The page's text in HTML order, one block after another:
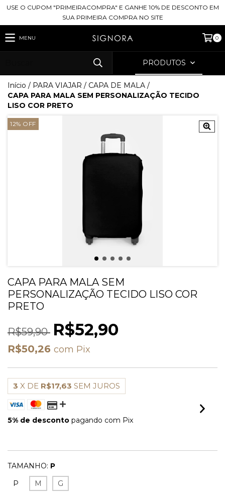
USE O CUPOM "PRIMEIRACOMPRA" E GANHE 10% DE DESCONTO EM
SUA PRIMEIRA COMPRA NO SITE
MENU 0
PRODUTOS
Início / PARA VIAJAR / CAPA DE MALA /
CAPA PARA MALA SEM PERSONALIZAÇÃO TECIDO
LISO COR PRETO
12% OFF
CAPA PARA MALA SEM
PERSONALIZAÇÃO TECIDO LISO COR
PRETO
R$59,90 R$52,90
R$50,26 com Pix
3 X DE R$17,63 SEM JUROS
5% de desconto pagando com Pix
TAMANHO: P
P
M G